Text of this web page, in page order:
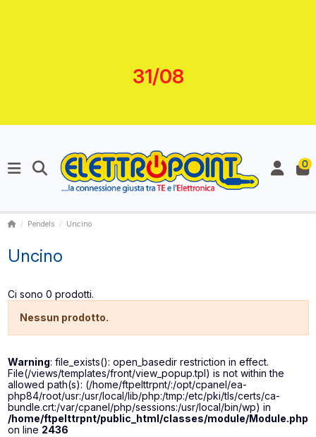
31/08
0
Pendels Uncino
Uncino
Ci sono 0 prodotti.
Nessun prodotto.
Warning: file_exists(): open_basedir restriction in effect.
File(/views/templates/front/view_popup.tpl) is not within the
allowed path(s): (/home/ftpelttrpnt/:/opt/cpanel/ea-
php84/root/usr:/usr/local/lib/php:/tmp:/etc/pki/tls/certs/ca-
bundle.crt:/var/cpanel/php/sessions:/usr/local/bin/wp) in
/home/ftpelttrpnt/public_html/classes/module/Module.php
on line 2436